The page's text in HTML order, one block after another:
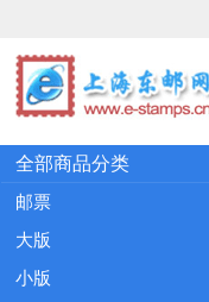
全部商品分类
邮票
大版
小版